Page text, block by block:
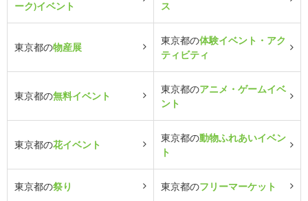
ーク)イベント
ス
東京都の物産展
東京都の体験イベント・アク
ティビティ
東京都の無料イベント
東京都のアニメ・ゲームイベ
ント
東京都の花イベント
東京都の動物ふれあいイベン
ト
東京都の祭り 東京都のフリーマーケット